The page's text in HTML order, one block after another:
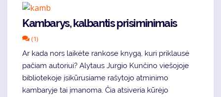
Kambarys, kalbantis prisiminimais
(1)
Ar kada nors laikėte rankose knygą, kuri priklausė
pačiam autoriui? Alytaus Jurgio Kunčino viešojoje
bibliotekoje įsikūrusiame rašytojo atminimo
kambaryje tai įmanoma. Čia atsiveria kūrėjo